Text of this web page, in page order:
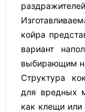
койра
вариант
выбирающим
Структура
для вредных
как клещи